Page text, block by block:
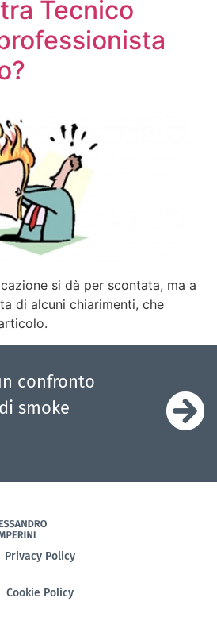
Tecnico
si dà per scontata, ma a
di alcuni chiarimenti, che
confronto
smoke
Privacy Policy
Cookie Policy